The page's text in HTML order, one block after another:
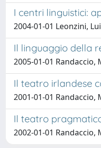
I centri linguistici:
2004-01-01 Leonzini,
Il linguaggio della
2005-01-01 Randaccio,
Il teatro irlandese
2001-01-01 Randaccio,
Il teatro
2002-01-01 Randaccio,